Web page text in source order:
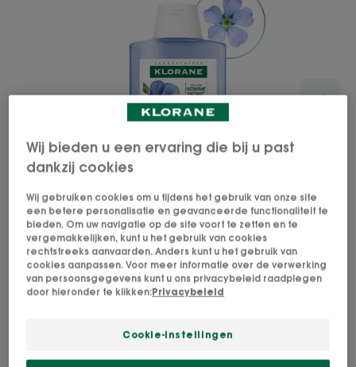
De omhullende en volumegevende shampoo
natuurlijke wijze volume en soepelheid te geven.
Wij bieden u een ervaring die bij u past
dankzij cookies
Wij gebruiken cookies om u tijdens het gebruik van onze site
een betere personalisatie en geavanceerde functionaliteit te
bieden. Om uw navigatie op de site voort te zetten en te
vergemakkelijken, kunt u het gebruik van cookies
rechtstreeks aanvaarden. Anders kunt u het gebruik van
cookies aanpassen. Voor meer informatie over de verwerking
van persoonsgegevens kunt u ons privacybeleid raadplegen
door hieronder te klikken:Privacybeleid
Cookie-instellingen